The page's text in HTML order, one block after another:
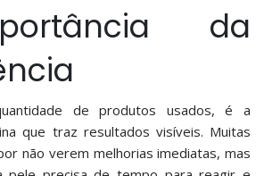
da
de produtos usados, é a
que traz resultados visíveis. Muitas
não verem melhorias imediatas, mas